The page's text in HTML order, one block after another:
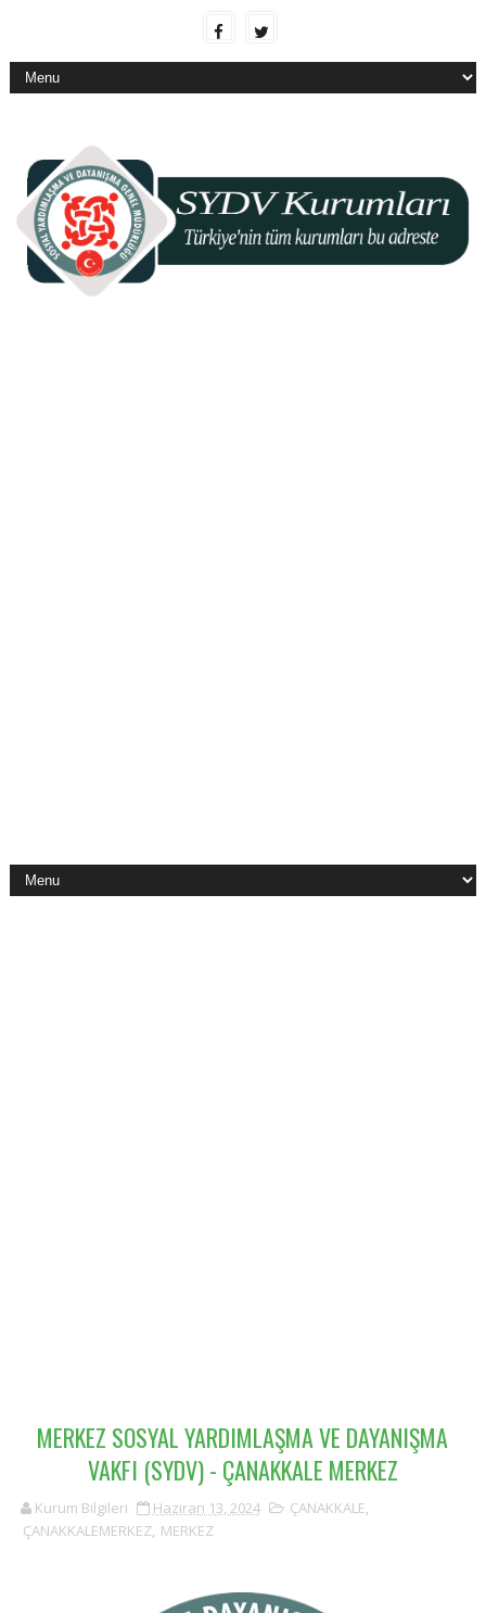
MERKEZ SOSYAL YARDIMLAŞMA VE DAYANIŞMA
VAKFI (SYDV) - ÇANAKKALE MERKEZ
Kurum Bilgileri Haziran 13, 2024 ÇANAKKALE,
ÇANAKKALEMERKEZ, MERKEZ